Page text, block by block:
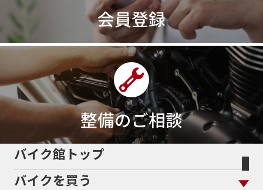
3輪スポーツバイク400400X ABS400cc
400ccアメリカン400アメリカン
400ｃｃスポーツ400ｃｃモタード
43馬力464848ps4D94V 4ストローク
4ミニ4月4気筒5/31 5000円 500cc
50cc
50cc新車50cc限定50th Anniversary
50thAnniversary50th記念モデル50周年
50周年記念モデル5600シリーズ
5インチカラーTFT液晶5バルブ5月600cc
60Thモデル 60th
61馬力636cc
会員登録
整備のご相談
バイク館トップ
バイクを買う